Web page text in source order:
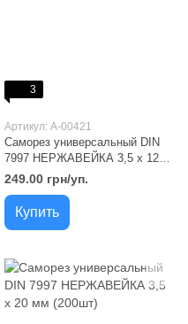
3
Артикул: A-00421
Саморез универсальный DIN
7997 НЕРЖАВЕЙКА 3,5 х 12
мм (200шт)
249.00 грн/уп.
Купить